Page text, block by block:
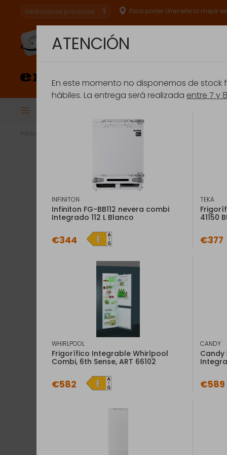
Para poder ofrecerte la mejor
Especialistas en
conectar.
Todas las Categorías
Inicio Frigoríficos Frigoríficos
ATENCIÓN
En este momento no disponemos de
hábiles. La entrega será realizada entre 7 y
INFINITON
Infiniton FG-BB112 nevera combi
Integrado 112 L Blanco
€344
TEKA
41150
€377
WHIRLPOOL
Frigorífico Integrable Whirlpool
Combi, 6th Sense, ART 66102
€582
CANDY
Candy
€589